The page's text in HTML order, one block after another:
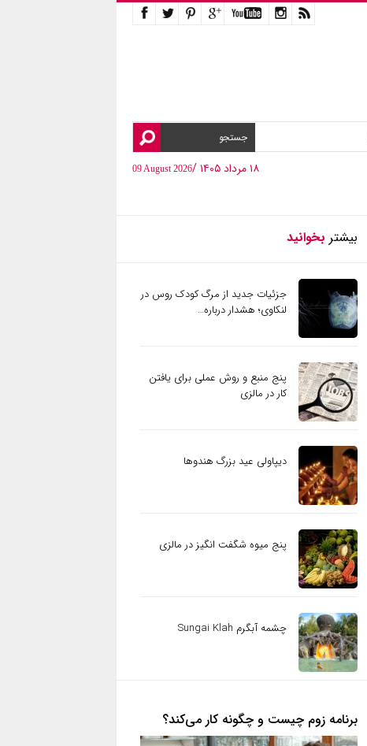
۱۸ مرداد ۱۴۰۵ /
09 August 2026
بیشتر بخوانید
جزئیات جدید از مرگ کودک روس در
لنکاوی؛ هشدار درباره…
پنج منبع و روش عملی برای یافتن
کار در مالزی
دیپاولی عید بزرگ هندوها
پنج میوه شگفت انگیز در مالزی
چشمه آبگرم Sungai Klah
برنامه زوم چیست و چگونه کار می‌کند؟